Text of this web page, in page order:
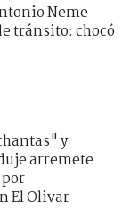
Neme
tránsito: chocó
y
arremete
El Olivar